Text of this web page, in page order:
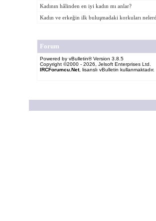
Kadının hâlinden en iyi kadın mı anlar?
Kadın ve erkeğin ilk buluşmadaki korkuları
Forum
Powered by vBulletin® Version 3.8.5
Copyright ©2000 - 2026, Jelsoft Enterprises Ltd.
IRCForumcu.Net, lisanslı vBulletin kullanmaktadır.